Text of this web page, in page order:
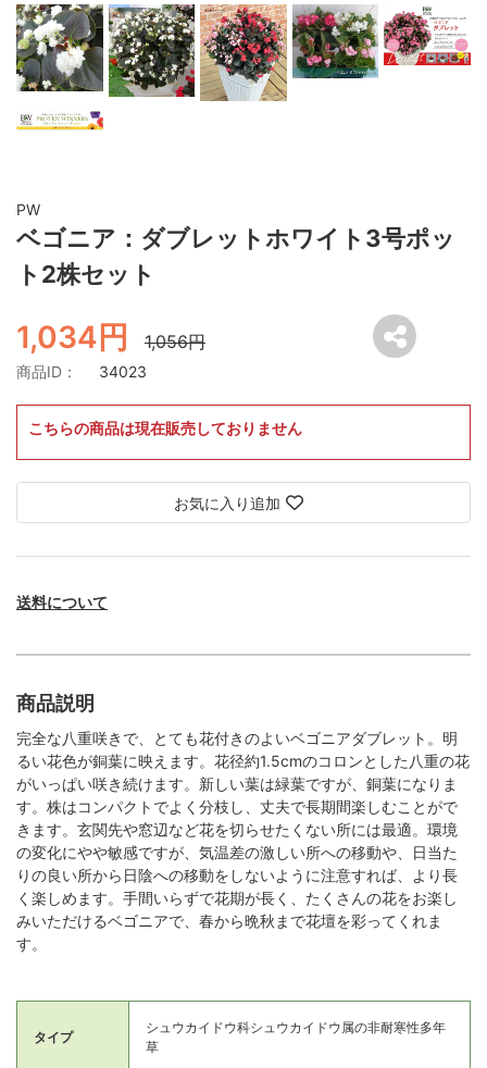
PW
ベゴニア：ダブレットホワイト3号ポッ
ト2株セット
1,034円 1,056円
商品ID： 34023
こちらの商品は現在販売しておりません
お気に入り追加
送料について
商品説明
完全な八重咲きで、とても花付きのよいベゴニアダブレット。明
るい花色が銅葉に映えます。花径約1.5cmのコロンとした八重の花
がいっぱい咲き続けます。新しい葉は緑葉ですが、銅葉になりま
す。株はコンパクトでよく分枝し、丈夫で長期間楽しむことがで
きます。玄関先や窓辺など花を切らせたくない所には最適。環境
の変化にやや敏感ですが、気温差の激しい所への移動や、日当た
りの良い所から日陰への移動をしないように注意すれば、より長
く楽しめます。手間いらずで花期が長く、たくさんの花をお楽し
みいただけるベゴニアで、春から晩秋まで花壇を彩ってくれま
す。
タイプ
シュウカイドウ科シュウカイドウ属の非耐寒性多年
草